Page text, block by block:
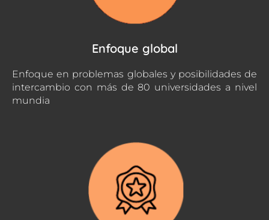
Enfoque global
Enfoque en problemas globales y posibilidades de
intercambio con más de 80 universidades a nivel
mundia